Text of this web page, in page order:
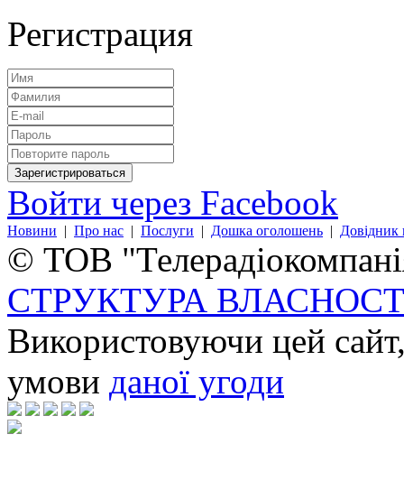
Регистрация
Войти через Facebook
Новини | Про нас | Послуги | Дошка оголошень | Довідник
© ТОВ
СТРУКТУРА
Використовуючи цей
умови даної угоди